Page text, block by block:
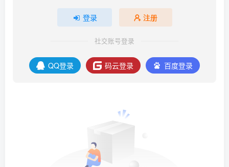
登录 注册
社交账号登录
QQ登录 码云登录 百度登录